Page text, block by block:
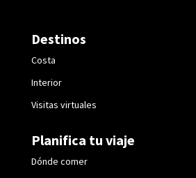
Destinos
Costa
Interior
Visitas virtuales
Planifica tu viaje
Dónde comer